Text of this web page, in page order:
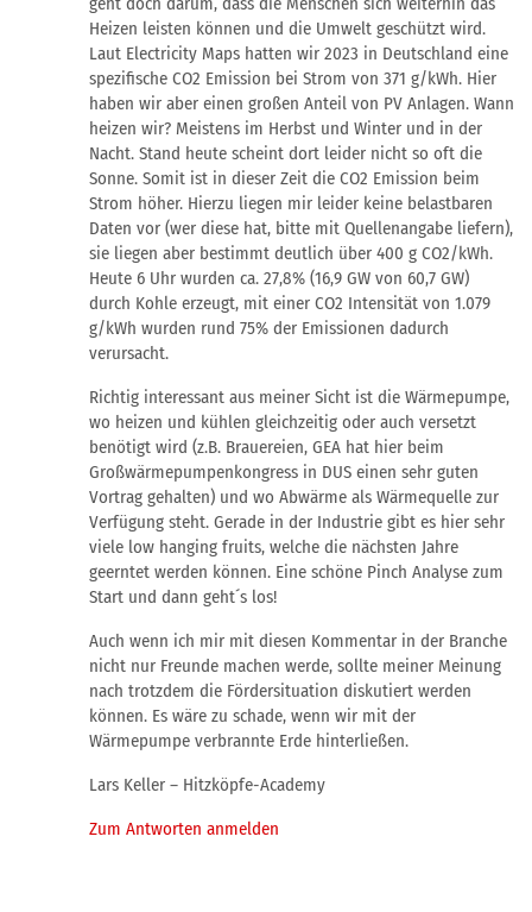
Heizen leisten können und die Umwelt geschützt wird.
Laut Electricity Maps hatten wir 2023 in Deutschland eine
spezifische CO2 Emission bei Strom von 371 g/kWh. Hier
haben wir aber einen großen Anteil von PV Anlagen. Wann
heizen wir? Meistens im Herbst und Winter und in der
Nacht. Stand heute scheint dort leider nicht so oft die
Sonne. Somit ist in dieser Zeit die CO2 Emission beim
Strom höher. Hierzu liegen mir leider keine belastbaren
Daten vor (wer diese hat, bitte mit Quellenangabe liefern),
sie liegen aber bestimmt deutlich über 400 g CO2/kWh.
Heute 6 Uhr wurden ca. 27,8% (16,9 GW von 60,7 GW)
durch Kohle erzeugt, mit einer CO2 Intensität von 1.079
g/kWh wurden rund 75% der Emissionen dadurch
verursacht.
Richtig interessant aus meiner Sicht ist die Wärmepumpe,
wo heizen und kühlen gleichzeitig oder auch versetzt
benötigt wird (z.B. Brauereien, GEA hat hier beim
Großwärmepumpenkongress in DUS einen sehr guten
Vortrag gehalten) und wo Abwärme als Wärmequelle zur
Verfügung steht. Gerade in der Industrie gibt es hier sehr
viele low hanging fruits, welche die nächsten Jahre
geerntet werden können. Eine schöne Pinch Analyse zum
Start und dann geht´s los!
Auch wenn ich mir mit diesen Kommentar in der Branche
nicht nur Freunde machen werde, sollte meiner Meinung
nach trotzdem die Fördersituation diskutiert werden
können. Es wäre zu schade, wenn wir mit der
Wärmepumpe verbrannte Erde hinterließen.
Lars Keller – Hitzköpfe-Academy
Zum Antworten anmelden